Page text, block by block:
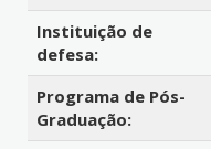
Instituição de
defesa:
Programa de Pós-
Graduação: